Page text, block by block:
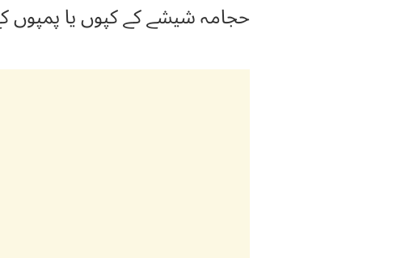
حجامہ شیشے کے کپوں یا پمپوں